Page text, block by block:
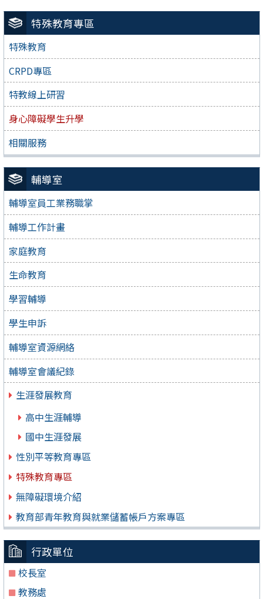
特殊教育專區
特殊教育
CRPD專區
特教線上研習
身心障礙學生升學
相關服務
輔導室
輔導室員工業務職掌
輔導工作計畫
家庭教育
生命教育
學習輔導
學生申訴
輔導室資源網絡
輔導室會議紀錄
生涯發展教育
高中生涯輔導
國中生涯發展
性別平等教育專區
特殊教育專區
無障礙環境介紹
教育部青年教育與就業儲蓄帳戶方案專區
行政單位
校長室
教務處